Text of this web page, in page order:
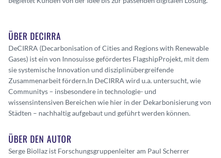
ÜBER DECIRRA
DeCIRRA (Decarbonisation of Cities and Regions with Renewable
Gases) ist ein von Innosuisse gefördertes FlagshipProjekt, mit dem
sie systemische Innovation und disziplinübergreifende
Zusammenarbeit fördern.In DeCIRRA wird u.a. untersucht, wie
Communitys – insbesondere in technologie- und
wissensintensiven Bereichen wie hier in der Dekarbonisierung von
Städten – nachhaltig aufgebaut und geführt werden können.
ÜBER DEN AUTOR
Serge Biollaz ist Forschungsgruppenleiter am Paul Scherrer